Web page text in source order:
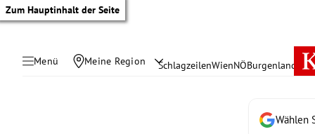
Zum Hauptinhalt der Seite
Menü Meine Region SchlagzeilenWienNÖBurgenland
Wählen